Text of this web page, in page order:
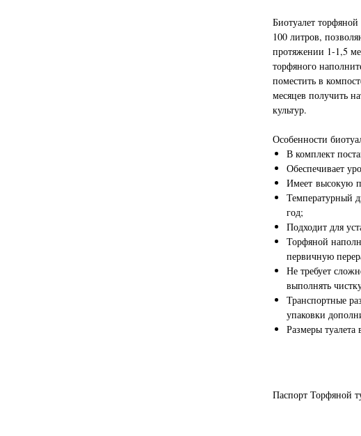
Биотуалет
100 литров,
протяжении 1-1,5
торфяного
поместить в
месяцев получить
культур.
Особенности
В комплект
Обеспечивает
Имеет высокую
Температурный
год;
Подходит для
Торфяной
первичную
Не требует
выполнять
Транспортные
упаковки
Размеры
Паспорт Торфяной